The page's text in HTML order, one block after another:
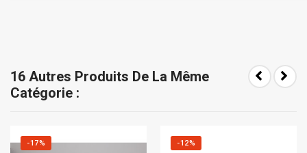
16 Autres Produits De La Même
Catégorie :
-17% -12%